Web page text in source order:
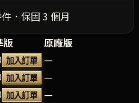
．保固 3 個月
版
原廠版
加入訂單
—
加入訂單
—
加入訂單
—